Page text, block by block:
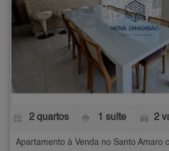
2 quartos 1 suíte 2
Apartamento à Venda no Santo Amaro